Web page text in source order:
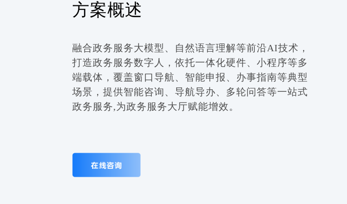
方案概述
融合政务服务大模型、自然语言理解等前沿AI技术，
打造政务服务数字人，依托一体化硬件、小程序等多
端载体，覆盖窗口导航、智能申报、办事指南等典型
场景，提供智能咨询、导航导办、多轮问答等一站式
政务服务,为政务服务大厅赋能增效。